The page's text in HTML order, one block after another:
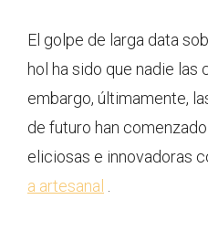
El golpe de larga data
hol ha sido que nadie las
embargo, últimamente,
de futuro han
eliciosas e innovadoras
a artesanal